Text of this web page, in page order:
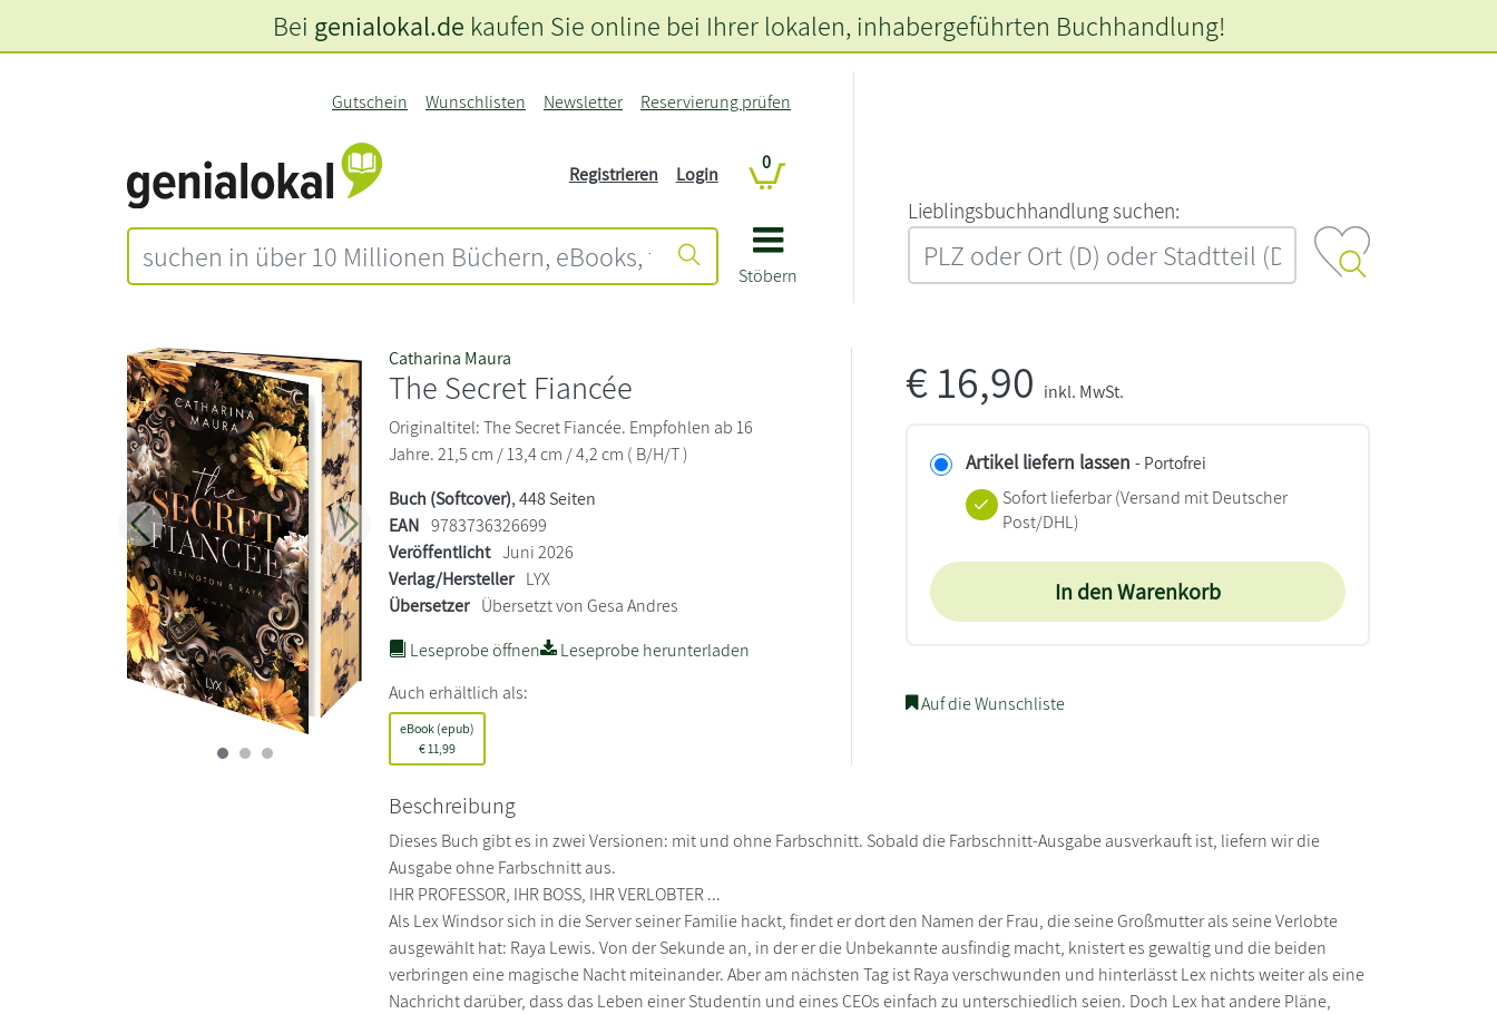
Stöbern
Gutschein Wunschlisten Newsletter Reservierung prüfen
Registrieren Login
0
L‍i‍e‍b‍l‍i‍n‍g‍s‍b‍u‍c‍h‍h‍a‍n‍d‍l‍u‍n‍g‍ ‍s‍u‍c‍h‍e‍n‍:‍
Bei genialokal.de kaufen Sie online bei Ihrer lokalen, inhabergeführten Buchhandlung!
Zurück Weiter
Catharina Maura
The Secret Fiancée
Originaltitel: The Secret Fiancée. Empfohlen ab 16
Jahre. 21,5 cm / 13,4 cm / 4,2 cm ( B/H/T )
Buch (Softcover), 448 Seiten
EAN 9783736326699
Veröffentlicht Juni 2026
Verlag/Hersteller LYX
Übersetzer Übersetzt von Gesa Andres
Leseprobe öffnen
Leseprobe herunterladen
Auch erhältlich als:
eBook (epub)
€ 11,99
€16,90 inkl. MwSt.
Artikel liefern lassen - Portofrei
Sofort lieferbar(Versand mit Deutscher
Post/DHL)
In den Warenkorb
Auf die Wunschliste
Beschreibung
Dieses Buch gibt es in zwei Versionen: mit und ohne Farbschnitt. Sobald die Farbschnitt-Ausgabe ausverkauft ist, liefern wir die
Ausgabe ohne Farbschnitt aus.
IHR PROFESSOR, IHR BOSS, IHR VERLOBTER ...
Als Lex Windsor sich in die Server seiner Familie hackt, findet er dort den Namen der Frau, die seine Großmutter als seine Verlobte
ausgewählt hat: Raya Lewis. Von der Sekunde an, in der er die Unbekannte ausfindig macht, knistert es gewaltig und die beiden
verbringen eine magische Nacht miteinander. Aber am nächsten Tag ist Raya verschwunden und hinterlässt Lex nichts weiter als eine
Nachricht darüber, dass das Leben einer Studentin und eines CEOs einfach zu unterschiedlich seien. Doch Lex hat andere Pläne,